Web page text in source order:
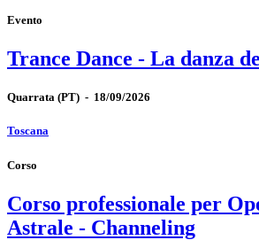
Evento
Trance Dance - La danza
Quarrata (PT) - 18/09/2026
Toscana
Corso
Corso professionale per
Astrale - Channeling